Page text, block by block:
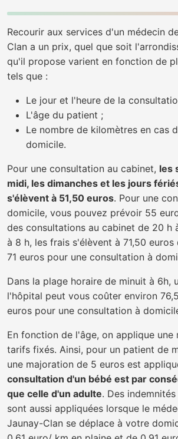
Recourir aux services d'un médecin
Clan a un prix, quel que soit
qu'il propose varient en fonction de
tels que :
Le jour et l'heure de la
L'âge du patient ;
Le nombre de kilomètres en cas
domicile.
Pour une consultation au cabinet, les
midi, les dimanches et les jours
s'élèvent à 51,50 euros. Pour une
domicile, vous pouvez prévoir 55
des consultations au cabinet de 20 h
à 8 h, les frais s'élèvent à 71,50
71 euros pour une consultation à
Dans la plage horaire de minuit à 6h,
l'hôpital peut vous coûter environ
euros pour une consultation à
En fonction de l'âge, on applique une
tarifs fixés. Ainsi, pour un patient de
une majoration de 5 euros est
consultation d'un bébé est par
que celle d'un adulte. Des
sont aussi appliquées lorsque le
Jaunay-Clan se déplace à votre